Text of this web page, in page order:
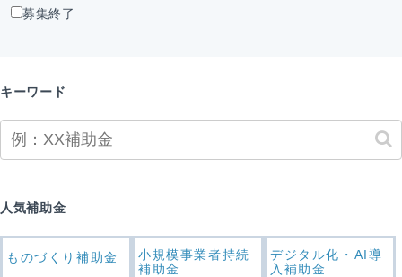
募集終了
キーワード
人気補助金
ものづくり補助金
小規模事業者持続
補助金
デジタル化・AI導
入補助金